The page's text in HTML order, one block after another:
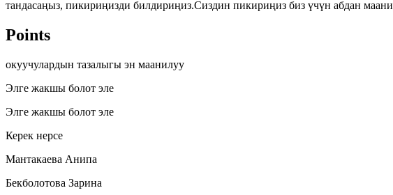
тандасаңыз, пикириңизди билдириңиз.Сиздин пикириңиз биз үчүн абдан
Points
окуучулардын тазалыгы эн маанилуу
Элге жакшы болот эле
Элге жакшы болот эле
Керек нерсе
Мантакаева Анипа
Бекболотова Зарина